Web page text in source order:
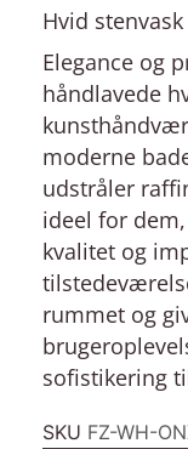
Hvid
Elegance og
håndlavede
moderne
udstråler
ideel for
kvalitet og
rummet og
sofistikering
SKU FZ-WH-